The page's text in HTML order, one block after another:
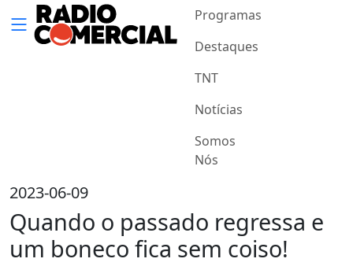
Programas
Destaques
TNT
Notícias
Somos
Nós
2023-06-09
Quando o passado regressa e
um boneco fica sem coiso!